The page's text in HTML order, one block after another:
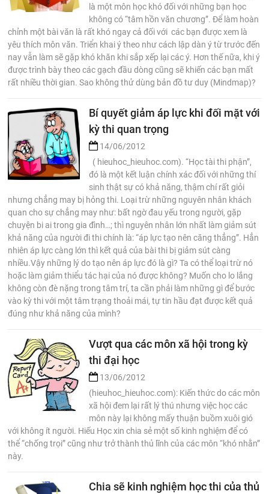
là một môn học khó đối với những bạn học
không có “tâm hồn văn chương”. Để làm hoàn
chỉnh một bài văn là rất khó ngay cả đối với các bạn được xem là
yêu thích môn văn. Triển khai ý theo như cách lập dàn ý từ trước đến
nay vẫn làm sẽ gặp khó khăn khi sắp xếp lại các ý. Hơn thế nữa, khi ý
được trình bày theo các gạch đầu dòng cũng sẽ khiến các bạn mất
rất nhiều thời gian. Sao không thử dùng bản đồ tư duy (Mindmap)?
Bí quyết giảm áp lực khi đối mặt với
kỳ thi quan trọng
14/06/2012
( hieuhoc_hieuhoc.com). “Học tài thi phận”,
đó là một kết luận chính xác đối với những thí
sinh thật sự có khả năng, thậm chí rất giỏi
nhưng chẳng may bị hỏng thi. Loại trừ những nguyên nhân khách
quan cho sự chẳng may như: bất ngờ đau yếu trong người, gặp
chuyện bi ai trong gia đình…; thì nguyên nhân lớn nhất làm giảm sút
khả năng của người đi thi chính là: “áp lực tạo nên căng thẳng”. Hẳn
nhiên áp lực càng lớn thì kết quả của bài thi bị giảm sút càng
nhiều.Vậy những lý do tạo nên áp lực đó là gì? Ta có thể loại trừ nó
hoặc làm giảm thiểu tác hại của nó được không? Muốn cho lo lắng
không còn đè nặng trong tâm trí, ta cần phải làm những gì để bước
vào kỳ thi với một tâm trạng thoải mái, tự tin hầu đạt được kết quả
đúng như khả năng của mình?
Vượt qua các môn xã hội trong kỳ
thi đại học
13/06/2012
(hieuhoc_hieuhoc.com): Kiến thức do các môn
xã hội đem lại rất lý thú nhưng việc học các
môn này lại không mấy thuận buồm xuôi gió
với không ít người. Hiếu Học xin chia sẻ một số kinh nghiệm để có
thể “chống trọi” cũng như trở thành thủ lĩnh của các môn “khó nhằn”
này.
Chia sẽ kinh nghiệm học thi của thủ